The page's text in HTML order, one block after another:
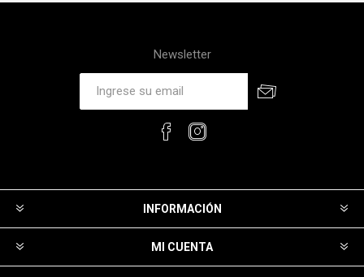
Newsletter
INFORMACIÓN
MI CUENTA